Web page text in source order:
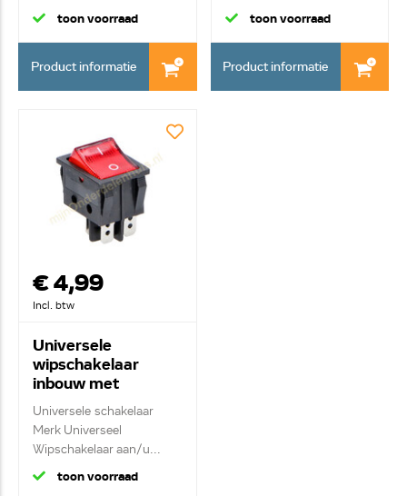
toon voorraad
Product informatie
toon voorraad
Product informatie
€ 4,99
Incl. btw
Universele
wipschakelaar
inbouw met
controlelampje rood
Universele schakelaar
Merk Universeel
Wipschakelaar aan/u...
toon voorraad